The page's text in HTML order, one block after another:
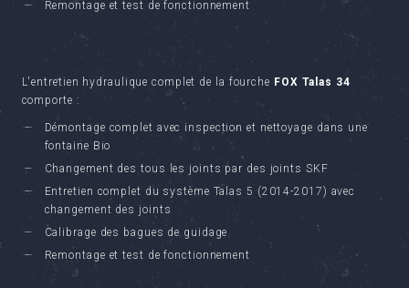
Remontage et test de fonctionnement
L'entretien hydraulique complet de la fourche FOX Talas 34
comporte :
Démontage complet avec inspection et nettoyage dans une
fontaine Bio
Changement des tous les joints par des joints SKF
Entretien complet du système Talas 5 (2014-2017) avec
changement des joints
Calibrage des bagues de guidage
Remontage et test de fonctionnement